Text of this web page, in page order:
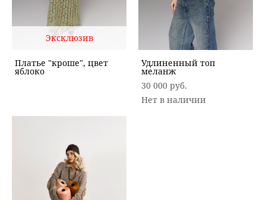
Эксклюзив
Платье "кроше", цвет
яблоко
Удлиненный топ
меланж
30 000 pуб.
Нет в наличии